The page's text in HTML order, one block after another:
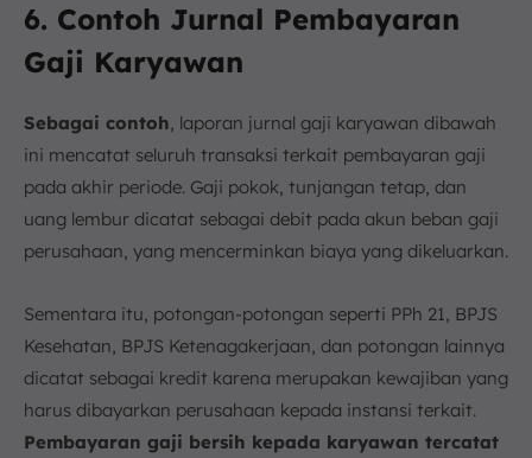
6. Contoh Jurnal Pembayaran
Gaji Karyawan
Sebagai contoh, laporan jurnal gaji karyawan dibawah
ini mencatat seluruh transaksi terkait pembayaran gaji
pada akhir periode. Gaji pokok, tunjangan tetap, dan
uang lembur dicatat sebagai debit pada akun beban gaji
perusahaan, yang mencerminkan biaya yang dikeluarkan.
Sementara itu, potongan-potongan seperti PPh 21, BPJS
Kesehatan, BPJS Ketenagakerjaan, dan potongan lainnya
dicatat sebagai kredit karena merupakan kewajiban yang
harus dibayarkan perusahaan kepada instansi terkait.
Pembayaran gaji bersih kepada karyawan tercatat